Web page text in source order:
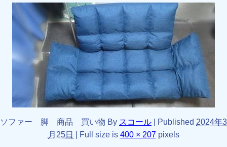
ソファー 脚 商品 買い物 By スコール Published 2024年3
月25日
Full size is 400 × 207pixels